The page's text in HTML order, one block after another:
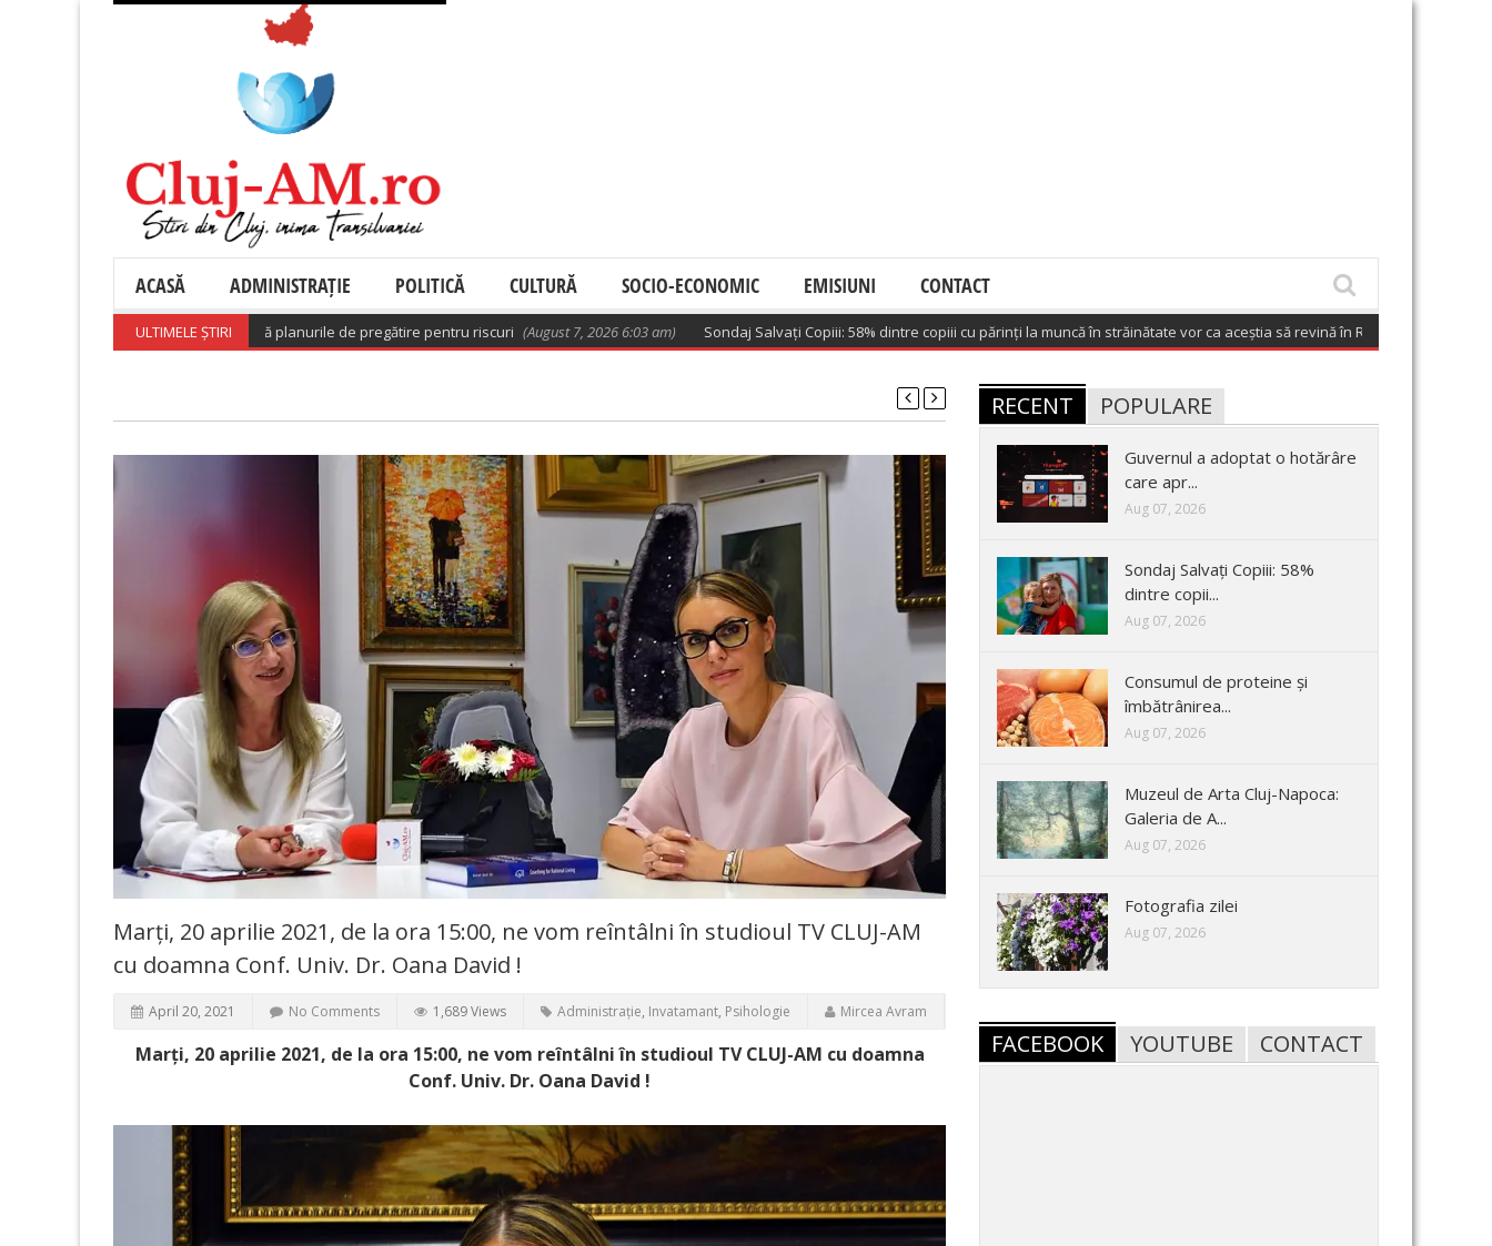
ACASĂ ADMINISTRAȚIE POLITICĂ CULTURĂ SOCIO-ECONOMIC EMISIUNI CONTACT
ULTIMELE ȘTIRI
o hotărâre care aprobă planurile de pregătire pentru riscuri (August 7, 2026 6:03 am) Sondaj Salvați Copiii: 58% dintre copiii cu părinți la muncă în străinătate vor ca aceștia să revină în România (August 7, 2026 6:02
Marți, 20 aprilie 2021, de la ora 15:00, ne vom reîntâlni în studioul TV CLUJ-AM
cu doamna Conf. Univ. Dr. Oana David !
April 20, 2021 No Comments 1,689 Views Administrație, Invatamant, Psihologie Mircea Avram
Marți, 20 aprilie 2021, de la ora 15:00, ne vom reîntâlni în studioul TV CLUJ-AM cu doamna
Conf. Univ. Dr. Oana David !
RECENT POPULARE
Guvernul a adoptat o hotărâre
care apr...
Aug 07, 2026
Sondaj Salvați Copiii: 58%
dintre copii...
Aug 07, 2026
Consumul de proteine și
îmbătrânirea...
Aug 07, 2026
Muzeul de Arta Cluj-Napoca:
Galeria de A...
Aug 07, 2026
Fotografia zilei
Aug 07, 2026
FACEBOOK YOUTUBE CONTACT